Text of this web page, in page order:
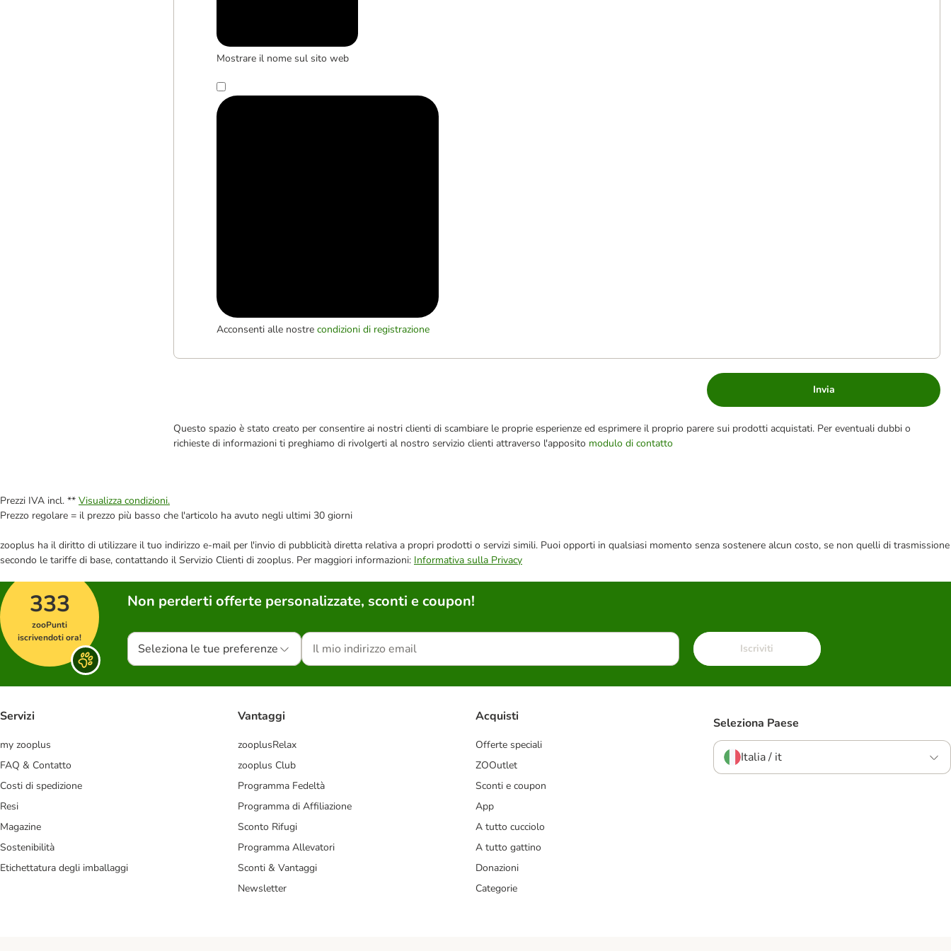
Mostrare il nome sul sito web
Acconsenti alle nostre condizioni di registrazione
Invia
Questo spazio è stato creato per consentire ai nostri clienti di scambiare le proprie esperienze ed esprimere il proprio parere sui prodotti acquistati. Per eventuali dubbi o
richieste di informazioni ti preghiamo di rivolgerti al nostro servizio clienti attraverso l'apposito modulo di contatto
Prezzi IVA incl. ** Visualizza condizioni.
Prezzo regolare = il prezzo più basso che l'articolo ha avuto negli ultimi 30 giorni
zooplus ha il diritto di utilizzare il tuo indirizzo e-mail per l'invio di pubblicità diretta relativa a propri prodotti o servizi simili. Puoi opporti in qualsiasi momento senza sostenere alcun costo, se non quelli di trasmissione
secondo le tariffe di base, contattando il Servizio Clienti di zooplus. Per maggiori informazioni: Informativa sulla Privacy
333
zooPunti
iscrivendoti ora!
Non perderti offerte personalizzate, sconti e coupon!
Seleziona le tue preferenze Iscriviti
Servizi
my zooplus
FAQ & Contatto
Costi di spedizione
Resi
Magazine
Sostenibilità
Etichettatura degli imballaggi
Vantaggi
zooplusRelax
zooplus Club
Programma Fedeltà
Programma di Affiliazione
Sconto Rifugi
Programma Allevatori
Sconti & Vantaggi
Newsletter
Acquisti
Offerte speciali
ZOOutlet
Sconti e coupon
App
A tutto cucciolo
A tutto gattino
Donazioni
Categorie
Seleziona Paese
Italia / it